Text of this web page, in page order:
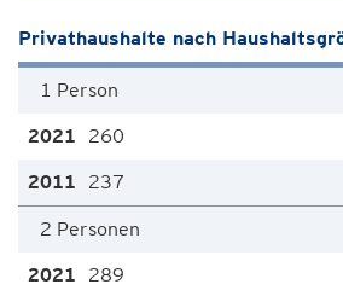
Privathaushalte nach
1 Person
260
237
2 Personen
289